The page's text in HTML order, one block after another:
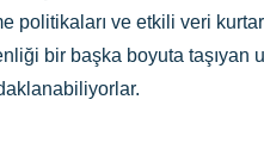
ve etkili veri
bir başka boyuta